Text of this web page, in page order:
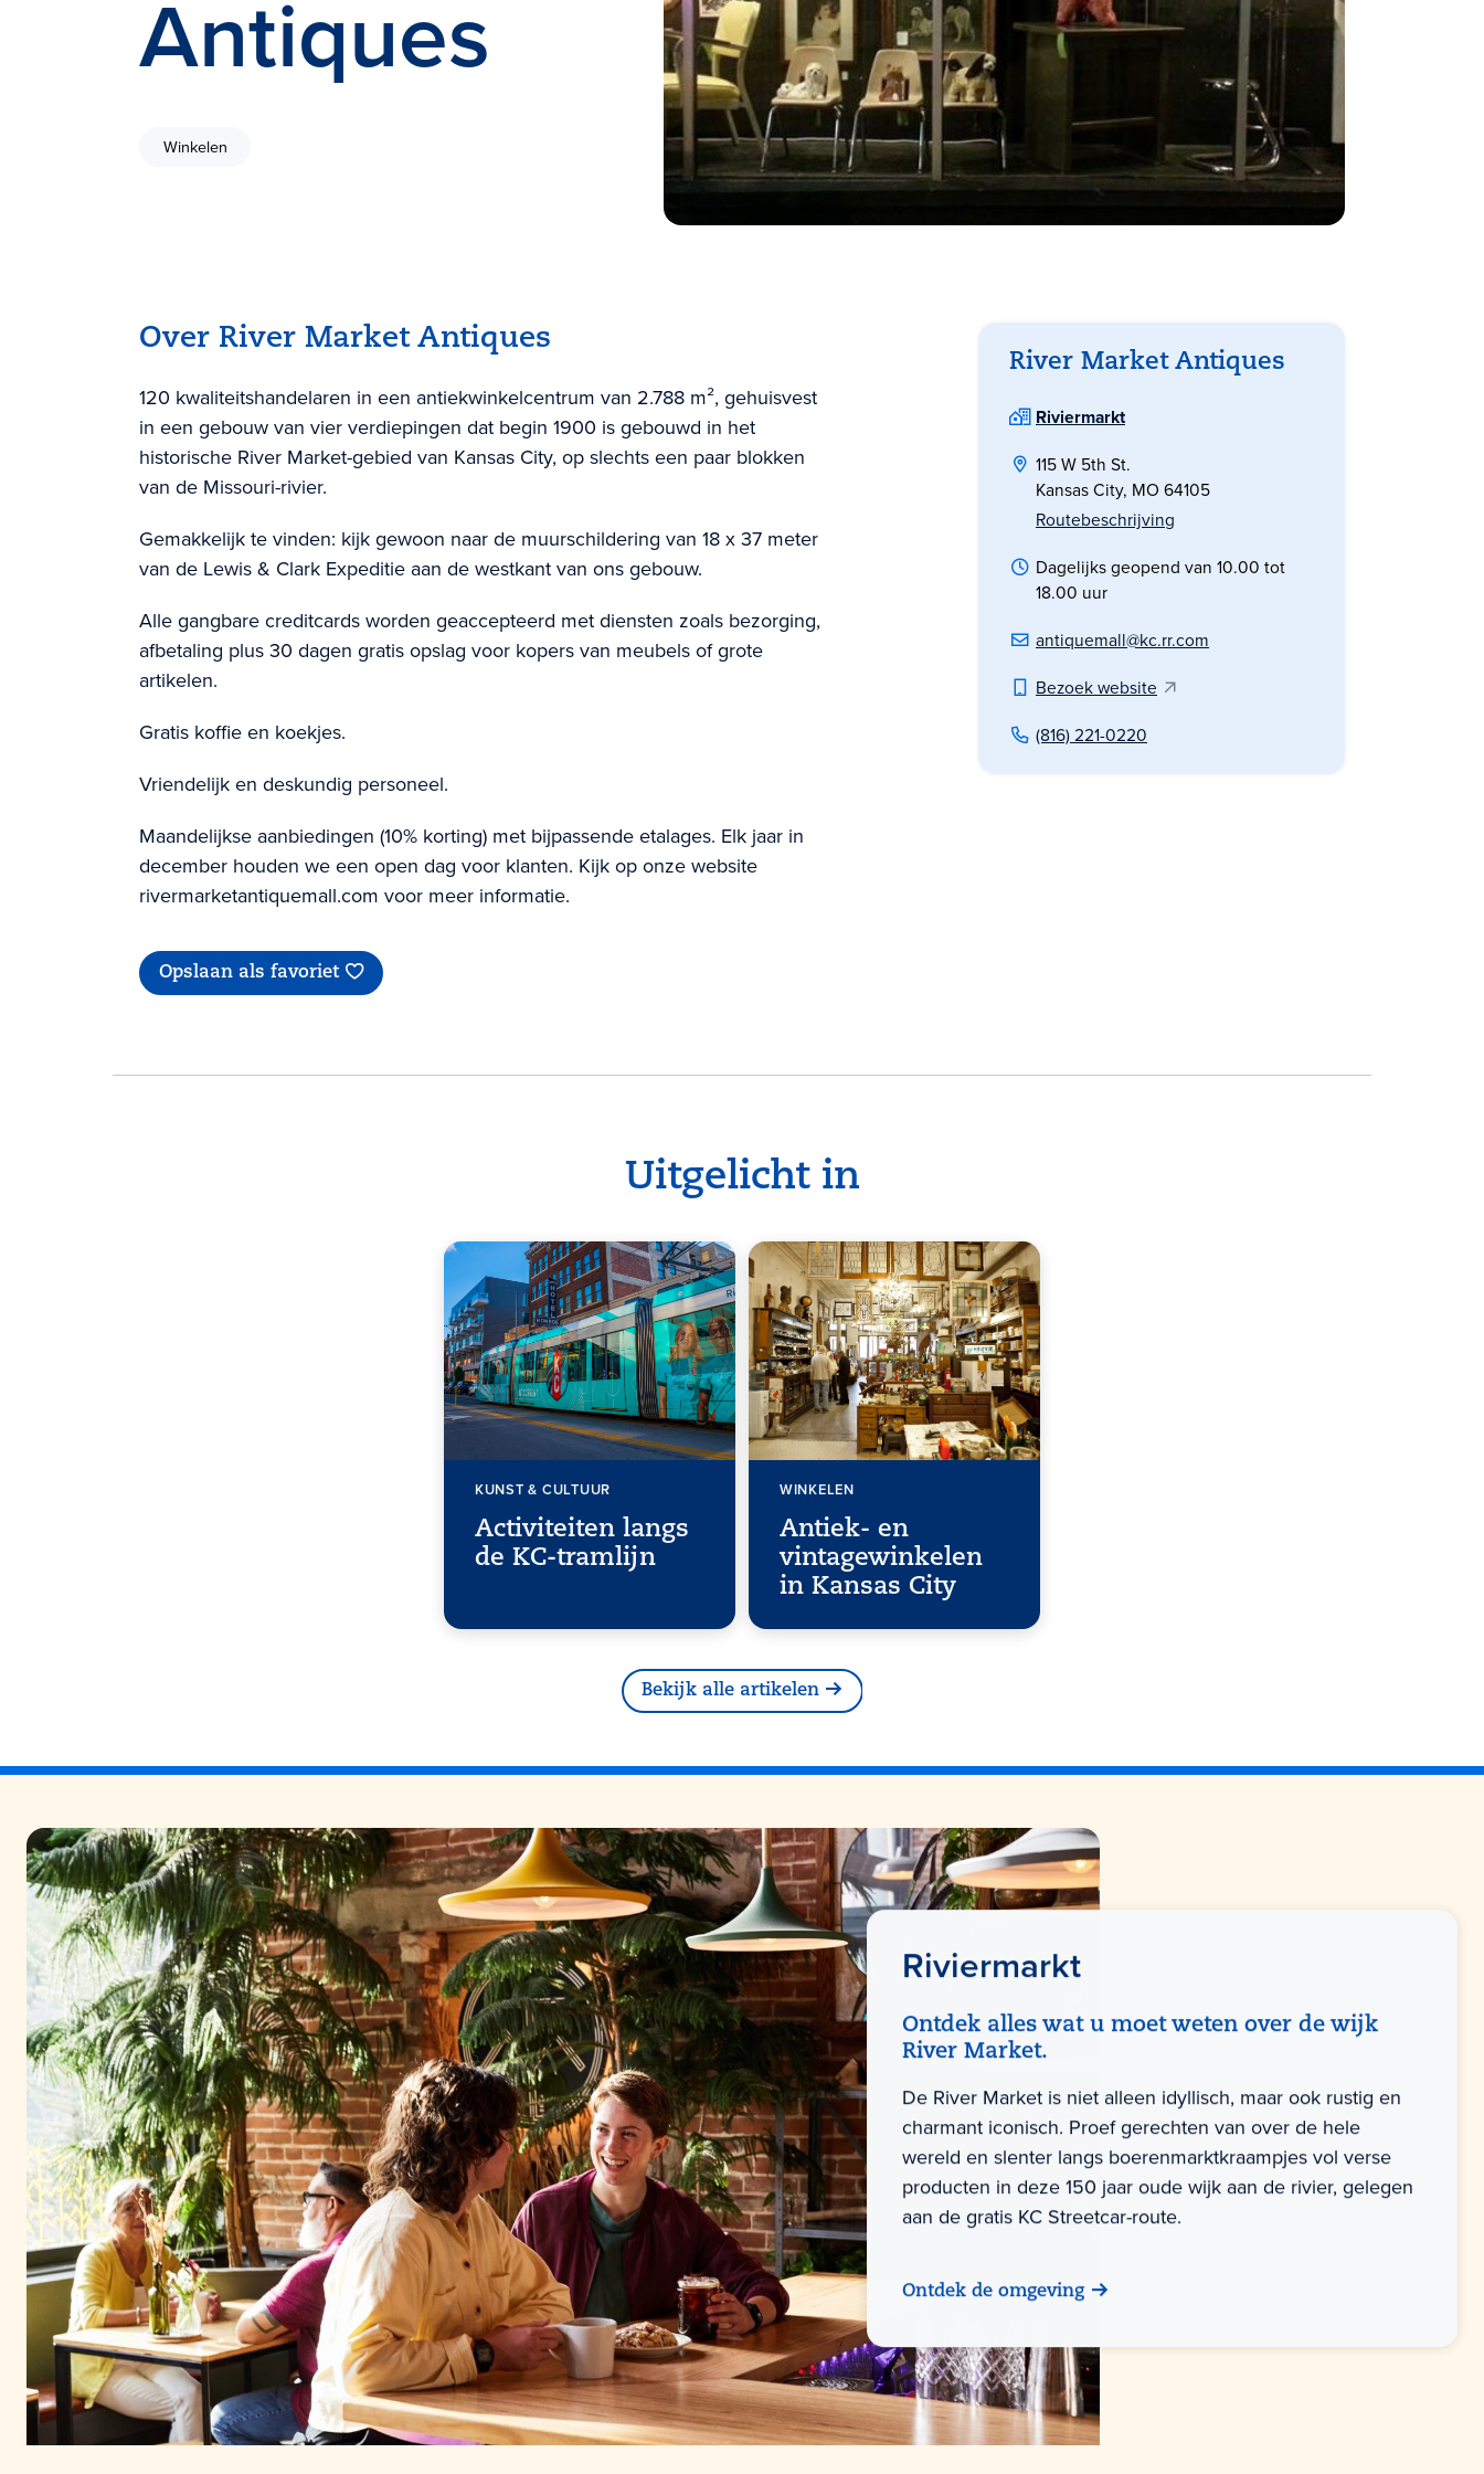
Antiques
Winkelen
Over River Market Antiques
120 kwaliteitshandelaren in een antiekwinkelcentrum van 2.788 m², gehuisvest
in een gebouw van vier verdiepingen dat begin 1900 is gebouwd in het
historische River Market-gebied van Kansas City, op slechts een paar blokken
van de Missouri-rivier.
Gemakkelijk te vinden: kijk gewoon naar de muurschildering van 18 x 37 meter
van de Lewis & Clark Expeditie aan de westkant van ons gebouw.
Alle gangbare creditcards worden geaccepteerd met diensten zoals bezorging,
afbetaling plus 30 dagen gratis opslag voor kopers van meubels of grote
artikelen.
Gratis koffie en koekjes.
Vriendelijk en deskundig personeel.
Maandelijkse aanbiedingen (10% korting) met bijpassende etalages. Elk jaar in
december houden we een open dag voor klanten. Kijk op onze website
rivermarketantiquemall.com voor meer informatie.
Opslaan als favoriet
River Market Antiques
Riviermarkt
115 W 5th St.
Kansas City, MO 64105
Routebeschrijving
Dagelijks geopend van 10.00 tot
18.00 uur
antiquemall@kc.rr.com
Bezoek website
(816) 221-0220
Uitgelicht in
KUNST & CULTUUR
Activiteiten langs
de KC-tramlijn
WINKELEN
Antiek- en
vintagewinkelen
in Kansas City
Bekijk alle artikelen
Riviermarkt
Ontdek alles wat u moet weten over de wijk
River Market.
De River Market is niet alleen idyllisch, maar ook rustig en
charmant iconisch. Proef gerechten van over de hele
wereld en slenter langs boerenmarktkraampjes vol verse
producten in deze 150 jaar oude wijk aan de rivier, gelegen
aan de gratis KC Streetcar-route.
Ontdek de omgeving